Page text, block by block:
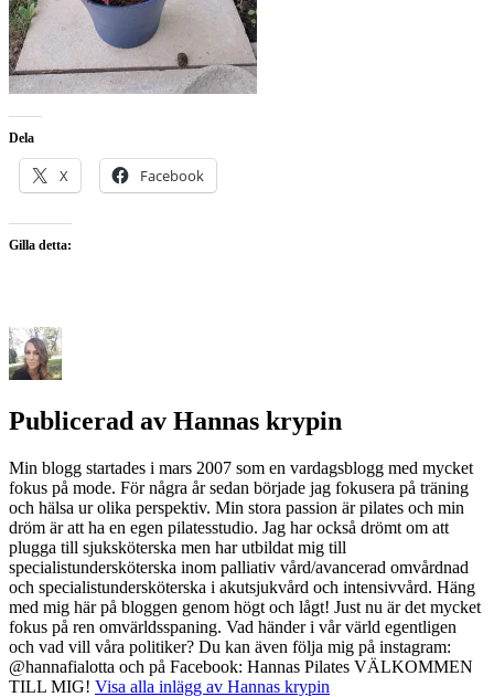
Dela
X Facebook
Gilla detta:
Publicerad av Hannas krypin
Min blogg startades i mars 2007 som en vardagsblogg med mycket
fokus på mode. För några år sedan började jag fokusera på träning
och hälsa ur olika perspektiv. Min stora passion är pilates och min
dröm är att ha en egen pilatesstudio. Jag har också drömt om att
plugga till sjuksköterska men har utbildat mig till
specialistundersköterska inom palliativ vård/avancerad omvårdnad
och specialistundersköterska i akutsjukvård och intensivvård. Häng
med mig här på bloggen genom högt och lågt! Just nu är det mycket
fokus på ren omvärldsspaning. Vad händer i vår värld egentligen
och vad vill våra politiker? Du kan även följa mig på instagram:
@hannafialotta och på Facebook: Hannas Pilates VÄLKOMMEN
TILL MIG! Visa alla inlägg av Hannas krypin